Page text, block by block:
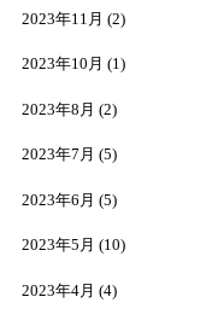
2023年11月 (2)
2023年10月 (1)
2023年8月 (2)
2023年7月 (5)
2023年6月 (5)
2023年5月 (10)
2023年4月 (4)